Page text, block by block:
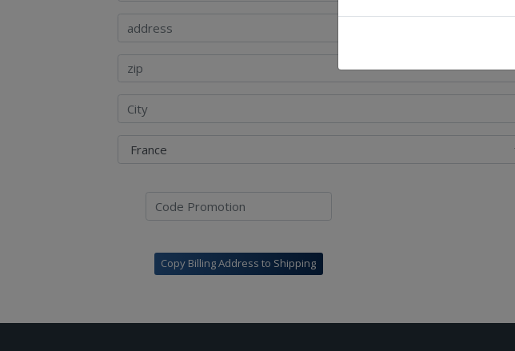
Copy Billing Address to Shipping